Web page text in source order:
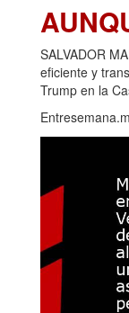
SALVADOR
eficiente y
Trump en la